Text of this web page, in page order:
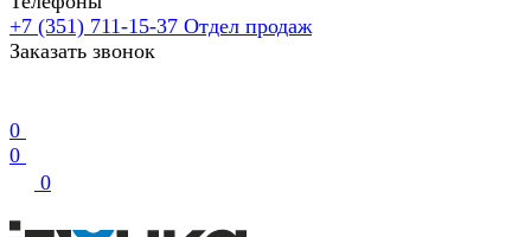
+7 (351) 711-15-37 Отдел продаж
Заказать звонок
0
0
0